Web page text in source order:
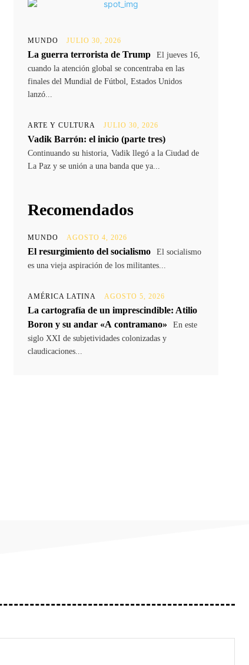
MUNDO JULIO 30, 2026
La guerra terrorista de Trump
El jueves 16,
cuando la atención global se concentraba en las
finales del Mundial de Fútbol, Estados Unidos
lanzó...
ARTE Y CULTURA JULIO 30, 2026
Vadik Barrón: el inicio (parte tres)
Continuando su historia, Vadik llegó a la Ciudad de
La Paz y se unión a una banda que ya...
Recomendados
MUNDO AGOSTO 4, 2026
El resurgimiento del socialismo
El socialismo
es una vieja aspiración de los militantes...
AMÉRICA LATINA AGOSTO 5, 2026
La cartografía de un imprescindible: Atilio
Boron y su andar «A contramano»
En este
siglo XXI de subjetividades colonizadas y
claudicaciones...